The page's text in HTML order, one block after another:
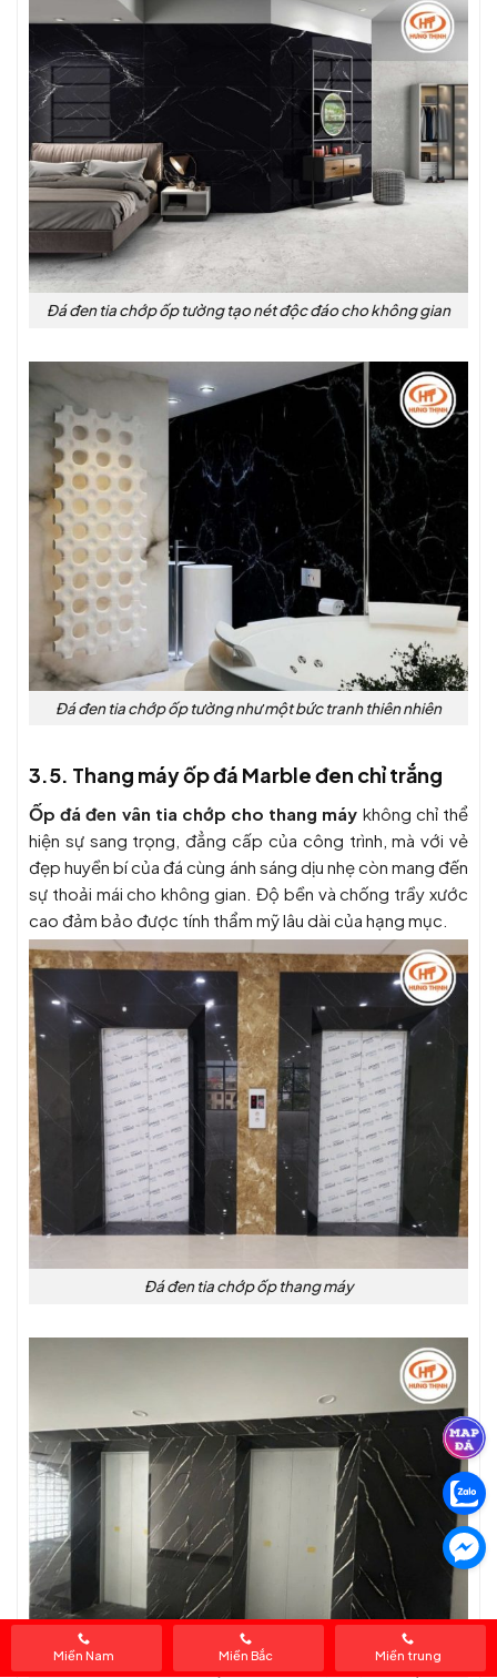
Đá đen tia chớp ốp tường tạo nét độc đáo cho không gian
Đá đen tia chớp ốp tường như một bức tranh thiên nhiên
3.5. Thang máy ốp đá Marble đen chỉ trắng
Ốp đá đen vân tia chớp cho thang máy không chỉ thể
hiện sự sang trọng, đẳng cấp của công trình, mà với vẻ
đẹp huyền bí của đá cùng ánh sáng dịu nhẹ còn mang đến
sự thoải mái cho không gian. Độ bền và chống trầy xước
cao đảm bảo được tính thẩm mỹ lâu dài của hạng mục.
Đá đen tia chớp ốp thang máy
Miền Nam Miền Bắc Miền trung